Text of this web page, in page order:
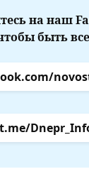
на наш
быть
t.me/